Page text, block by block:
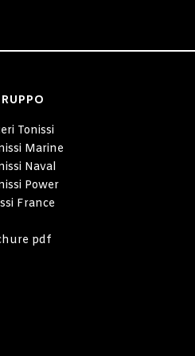
Tonissi
Marine
Naval
Power
France
pdf